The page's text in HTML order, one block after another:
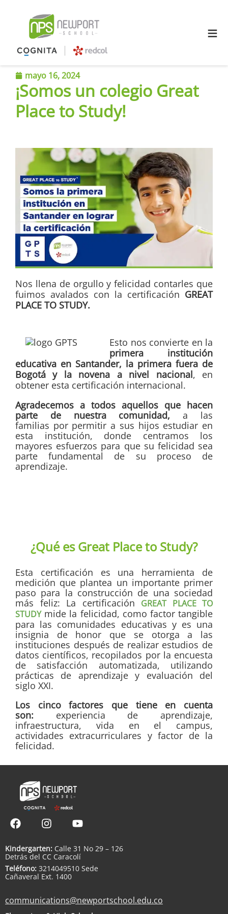
≡
mayo 16, 2024
¡Somos un colegio Great
Place to Study!
Nos llena de orgullo y felicidad contarles que
fuimos avalados con la certificación GREAT
PLACE TO STUDY.
Esto nos convierte en la
primera institución
educativa en Santander, la primera fuera de
Bogotá y la novena a nivel nacional, en
obtener esta certificación internacional.
Agradecemos a todos aquellos que hacen
parte de nuestra comunidad,a las
familias por permitir a sus hijos estudiar en
esta institución, donde centramos los
mayores esfuerzos para que su felicidad sea
parte fundamental de su proceso de
aprendizaje.
¿Qué es Great Place to Study?
Esta certificación es una herramienta de
medición que plantea un importante primer
paso para la construcción de una sociedad
más feliz: La certificación GREAT PLACE TO
STUDY mide la felicidad, como factor tangible
para las comunidades educativas y es una
insignia de honor que se otorga a las
instituciones después de realizar estudios de
datos científicos, recopilados por la encuesta
de satisfacción automatizada, utilizando
prácticas de aprendizaje y evaluación del
siglo XXI.
Los cinco factores que tiene en cuenta
son:
experiencia de aprendizaje,
infraestructura, vida en el campus,
actividades extracurriculares y factor de la
felicidad.
Kindergarten: Calle 31 No 29 – 126
Detrás del CC Caracolí
Teléfono: 3214049510 Sede
Cañaveral Ext. 1400
communications@newportschool.edu.co